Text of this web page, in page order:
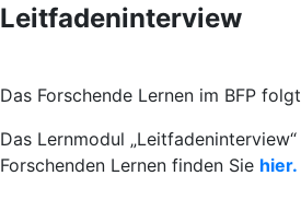
Leitfadeninterview
Das Forschende Lernen im BFP
Das Lernmodul
Forschenden Lernen finden Sie hier.